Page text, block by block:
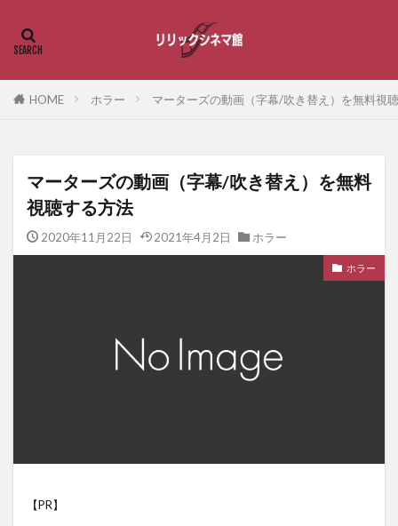
HOME ホラー マーターズの動画（字幕/吹き替え）を無料視
マーターズの動画（字幕/吹き替え）を無料
視聴する方法
2020年11月22日 2021年4月2日 ホラー
ホラー
【PR】